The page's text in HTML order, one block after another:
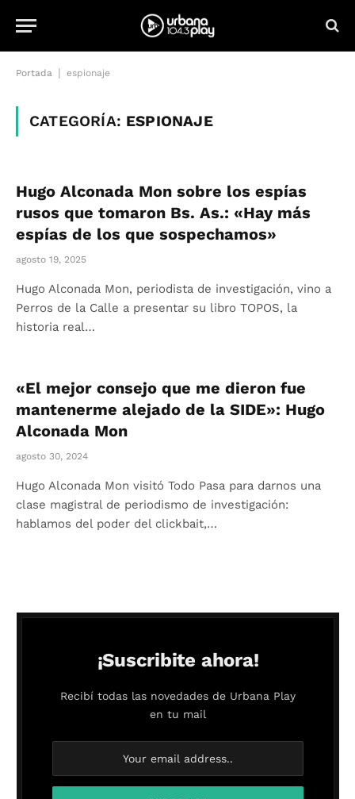
Portada espionaje
CATEGORÍA: ESPIONAJE
Hugo Alconada Mon sobre los espías
rusos que tomaron Bs. As.: «Hay más
espías de los que sospechamos»
agosto 19, 2025
Hugo Alconada Mon, periodista de investigación, vino a
Perros de la Calle a presentar su libro TOPOS, la
historia real…
«El mejor consejo que me dieron fue
mantenerme alejado de la SIDE»: Hugo
Alconada Mon
agosto 30, 2024
Hugo Alconada Mon visitó Todo Pasa para darnos una
clase magistral de periodismo de investigación:
hablamos del poder del clickbait,…
¡Suscribite ahora!
Recibí todas las novedades de Urbana Play
en tu mail